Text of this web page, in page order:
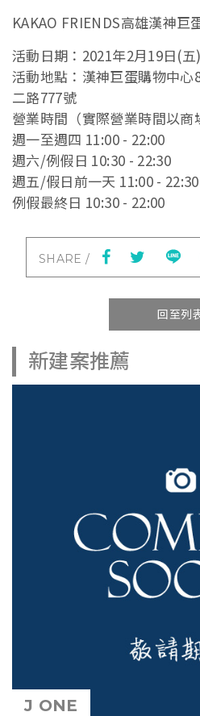
KAKAO FRIENDS高雄漢神巨
活動日期：2021年2月19日(
活動地點：漢神巨蛋購物中
二路777號
營業時間（實際營業時間以商
週一至週四 11:00 - 22:00
週六/例假日 10:30 - 22:30
週五/假日前一天 11:00 - 22:30
例假最終日 10:30 - 22:00
回至列
新建案推薦
J ONE